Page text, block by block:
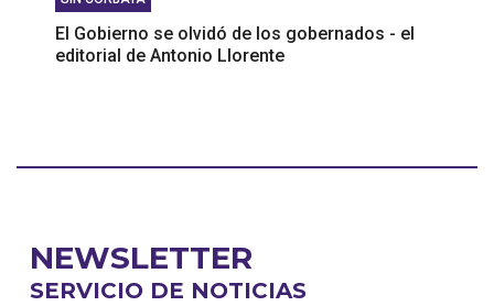
El Gobierno se olvidó de los gobernados - el
editorial de Antonio Llorente
NEWSLETTER
SERVICIO DE NOTICIAS